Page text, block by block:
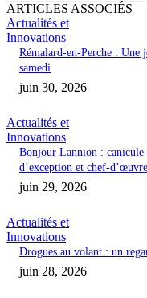
ARTICLES ASSOCIÉS
Actualités et
Innovations
Rémalard-en-Perche : Une
samedi
juin 30, 2026
Actualités et
Innovations
Bonjour Lannion : canicule
d’exception et chef-
juin 29, 2026
Actualités et
Innovations
Drogues au volant : un
juin 28, 2026